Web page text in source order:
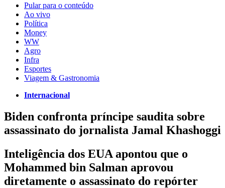
Pular para o conteúdo
Ao vivo
Política
Money
WW
Agro
Infra
Esportes
Viagem & Gastronomia
Internacional
Biden confronta príncipe saudita sobre
assassinato do jornalista Jamal Khashoggi
Inteligência dos EUA apontou que o
Mohammed bin Salman aprovou
diretamente o assassinato do repórter